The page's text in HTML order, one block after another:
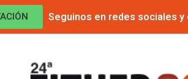
Seguinos en redes sociales